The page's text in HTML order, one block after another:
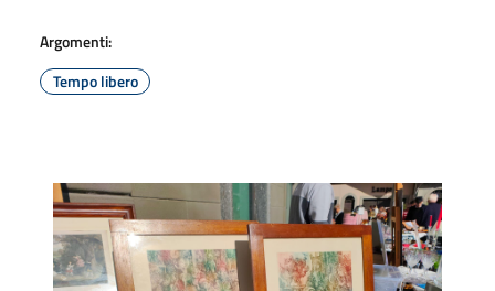
Argomenti:
Tempo libero